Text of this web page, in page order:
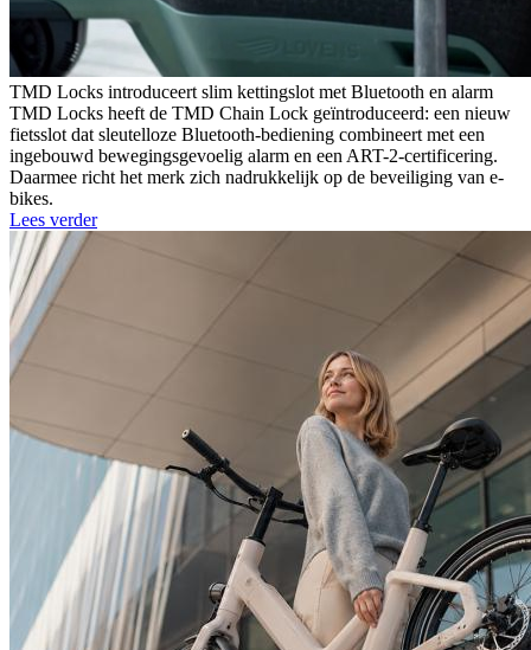
TMD Locks introduceert slim kettingslot met Bluetooth en alarm
TMD Locks heeft de TMD Chain Lock geïntroduceerd: een nieuw
fietsslot dat sleutelloze Bluetooth-bediening combineert met een
ingebouwd bewegingsgevoelig alarm en een ART-2-certificering.
Daarmee richt het merk zich nadrukkelijk op de beveiliging van e-
bikes.
Lees verder